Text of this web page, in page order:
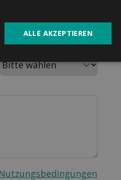
Personen im Haushalt
ALLE AKZEPTIEREN